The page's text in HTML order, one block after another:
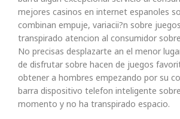
mejores casinos en internet espanoles
combinan empuje, variacii?n sobre
transpirado atencion al consumidor
No precisas desplazarte an el menor
de disfrutar sobre hacen de juegos
obtener a hombres empezando por su
barra dispositivo telefon inteligente
momento y no ha transpirado espacio.